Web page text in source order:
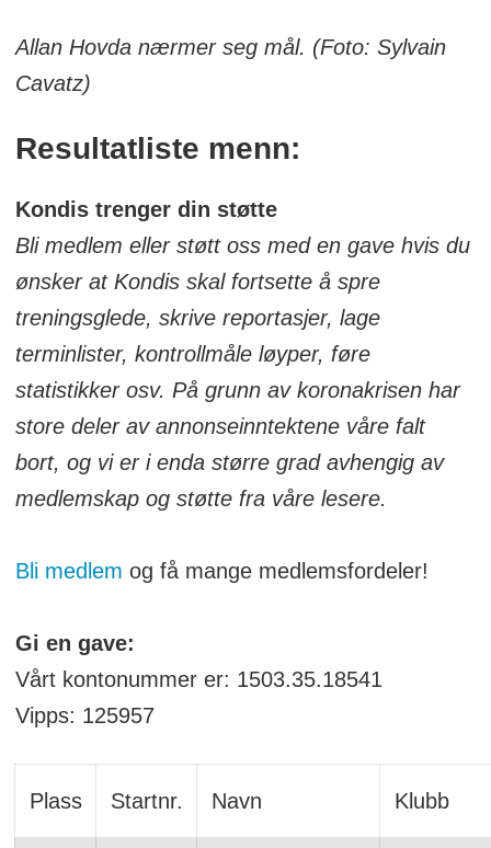
Allan Hovda nærmer seg mål. (Foto: Sylvain
Cavatz)
Resultatliste menn:
Kondis trenger din støtte
Bli medlem eller støtt oss med en gave hvis du
ønsker at Kondis skal fortsette å spre
treningsglede, skrive reportasjer, lage
terminlister, kontrollmåle løyper, føre
statistikker osv. På grunn av koronakrisen har
store deler av annonseinntektene våre falt
bort, og vi er i enda større grad avhengig av
medlemskap og støtte fra våre lesere.
Bli medlem og få mange medlemsfordeler!
Gi en gave:
Vårt kontonummer er: 1503.35.18541
Vipps: 125957
Plass Startnr. Navn Klubb